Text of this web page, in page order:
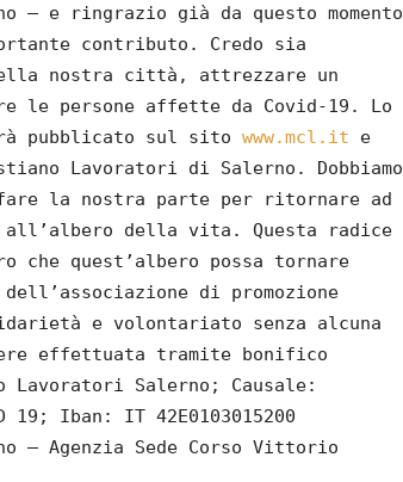
– e ringrazio già da questo momento
contributo. Credo sia
nostra città, attrezzare un
le persone affette da Covid-19. Lo
pubblicato sul sito www.mcl.it e
Lavoratori di Salerno. Dobbiamo
la nostra parte per ritornare ad
all’albero della vita. Questa radice
che quest’albero possa tornare
di promozione
e volontariato senza alcuna
effettuata tramite bonifico
Lavoratori Salerno; Causale:
Iban: IT 42E0103015200
– Agenzia Sede Corso Vittorio